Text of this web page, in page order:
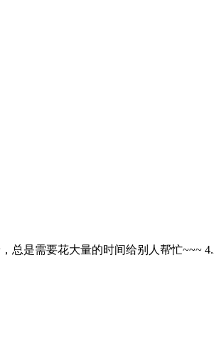
是需要花大量的时间给别人帮忙~~~